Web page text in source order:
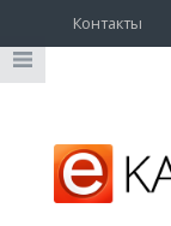
Контакты